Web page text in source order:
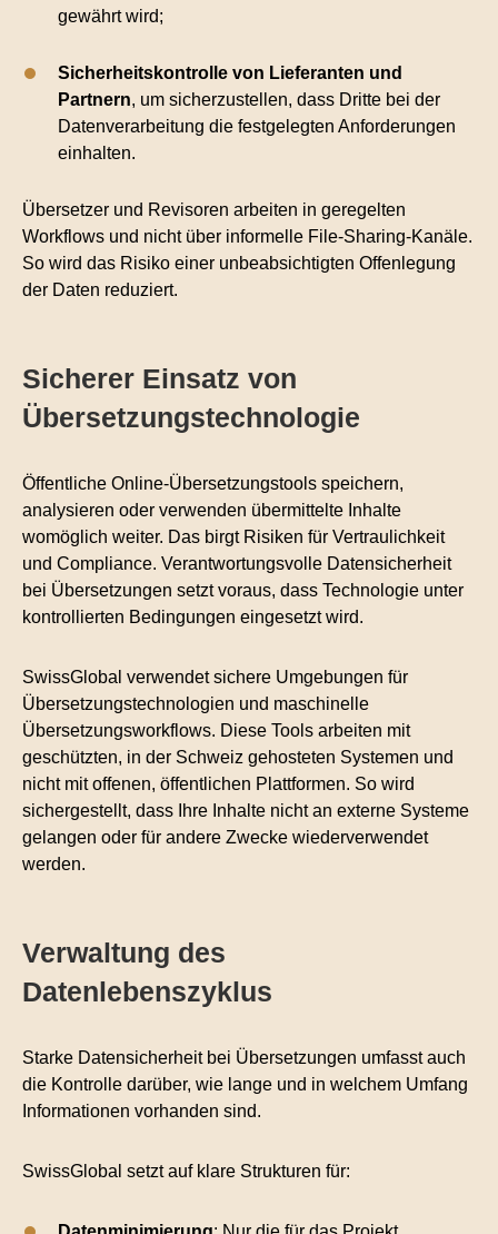
gewährt wird;
Sicherheitskontrolle von Lieferanten und
Partnern, um sicherzustellen, dass Dritte bei der
Datenverarbeitung die festgelegten Anforderungen
einhalten.
Übersetzer und Revisoren arbeiten in geregelten
Workflows und nicht über informelle File-Sharing-Kanäle.
So wird das Risiko einer unbeabsichtigten Offenlegung
der Daten reduziert.
Sicherer Einsatz von
Übersetzungstechnologie
Öffentliche Online-Übersetzungstools speichern,
analysieren oder verwenden übermittelte Inhalte
womöglich weiter. Das birgt Risiken für Vertraulichkeit
und Compliance. Verantwortungsvolle Datensicherheit
bei Übersetzungen setzt voraus, dass Technologie unter
kontrollierten Bedingungen eingesetzt wird.
SwissGlobal verwendet sichere Umgebungen für
Übersetzungstechnologien und maschinelle
Übersetzungsworkflows. Diese Tools arbeiten mit
geschützten, in der Schweiz gehosteten Systemen und
nicht mit offenen, öffentlichen Plattformen. So wird
sichergestellt, dass Ihre Inhalte nicht an externe Systeme
gelangen oder für andere Zwecke wiederverwendet
werden.
Verwaltung des
Datenlebenszyklus
Starke Datensicherheit bei Übersetzungen umfasst auch
die Kontrolle darüber, wie lange und in welchem Umfang
Informationen vorhanden sind.
SwissGlobal setzt auf klare Strukturen für: